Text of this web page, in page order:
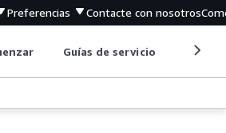
Preferencias Contacte con nosotros
Guías de servicio